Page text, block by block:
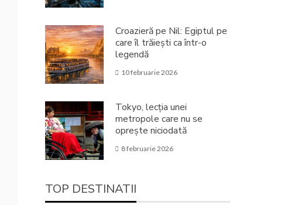
Croazieră pe Nil: Egiptul pe
care îl trăiești ca într-o
legendă
10 februarie 2026
Tokyo, lecția unei
metropole care nu se
oprește niciodată
8 februarie 2026
TOP DESTINATII